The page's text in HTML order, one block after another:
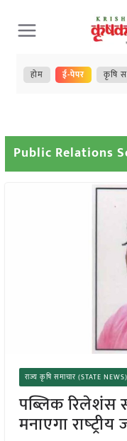
Skip
to
content
होम ई-पेपर कृषि
Public Relations
राज्य कृषि समाचार (STATE NEWS)
पब्लिक रिलेशंस
मनाएगा